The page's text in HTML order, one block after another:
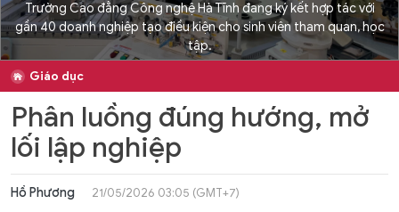
Trường Cao đẳng Công nghệ Hà Tĩnh đang ký kết hợp tác với
gần 40 doanh nghiệp tạo điều kiện cho sinh viên tham quan, học
tập.
Giáo dục
Phân luồng đúng hướng, mở
lối lập nghiệp
Hồ Phương 21/05/2026 03:05 (GMT+7)